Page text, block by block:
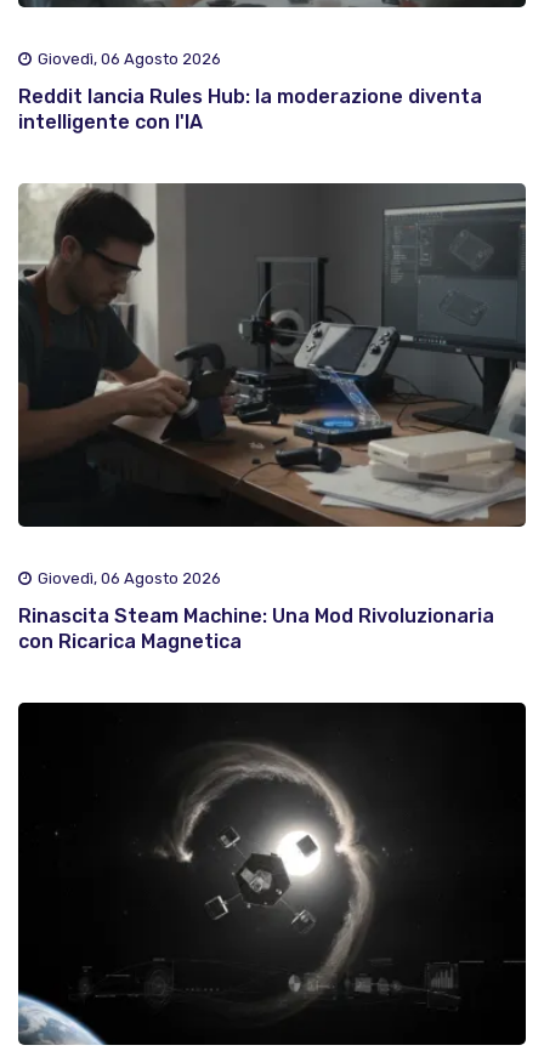
Giovedì, 06 Agosto 2026
Reddit lancia Rules Hub: la moderazione diventa
intelligente con l'IA
Giovedì, 06 Agosto 2026
Rinascita Steam Machine: Una Mod Rivoluzionaria
con Ricarica Magnetica